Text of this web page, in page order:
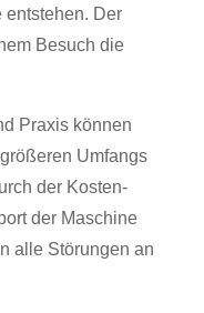
entstehen. Der
Besuch die
Praxis können
Umfangs
der Kosten-
der Maschine
alle Störungen an